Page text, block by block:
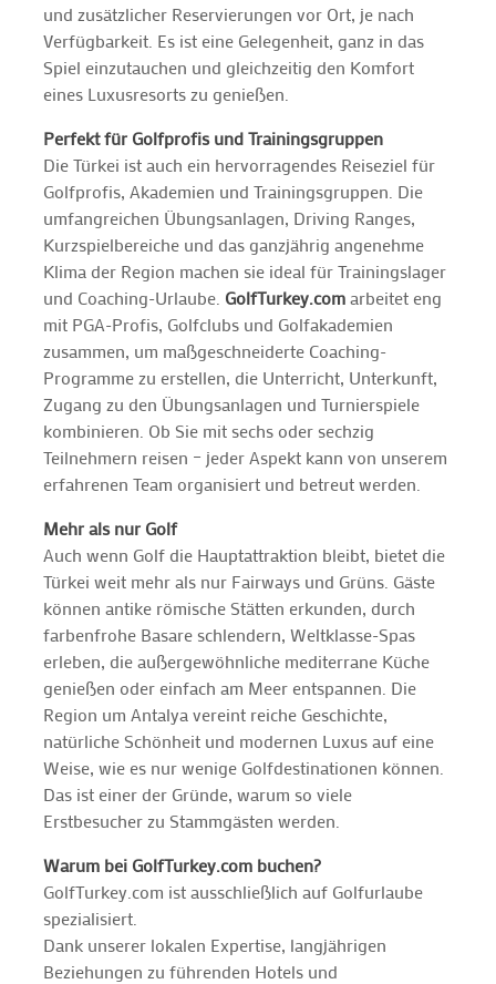
und zusätzlicher Reservierungen vor Ort, je nach
Verfügbarkeit. Es ist eine Gelegenheit, ganz in das
Spiel einzutauchen und gleichzeitig den Komfort
eines Luxusresorts zu genießen.
Perfekt für Golfprofis und Trainingsgruppen
Die Türkei ist auch ein hervorragendes Reiseziel für
Golfprofis, Akademien und Trainingsgruppen. Die
umfangreichen Übungsanlagen, Driving Ranges,
Kurzspielbereiche und das ganzjährig angenehme
Klima der Region machen sie ideal für Trainingslager
und Coaching-Urlaube. GolfTurkey.comarbeitet eng
mit PGA-Profis, Golfclubs und Golfakademien
zusammen, um maßgeschneiderte Coaching-
Programme zu erstellen, die Unterricht, Unterkunft,
Zugang zu den Übungsanlagen und Turnierspiele
kombinieren. Ob Sie mit sechs oder sechzig
Teilnehmern reisen – jeder Aspekt kann von unserem
erfahrenen Team organisiert und betreut werden.
Mehr als nur Golf
Auch wenn Golf die Hauptattraktion bleibt, bietet die
Türkei weit mehr als nur Fairways und Grüns. Gäste
können antike römische Stätten erkunden, durch
farbenfrohe Basare schlendern, Weltklasse-Spas
erleben, die außergewöhnliche mediterrane Küche
genießen oder einfach am Meer entspannen. Die
Region um Antalya vereint reiche Geschichte,
natürliche Schönheit und modernen Luxus auf eine
Weise, wie es nur wenige Golfdestinationen können.
Das ist einer der Gründe, warum so viele
Erstbesucher zu Stammgästen werden.
Warum bei GolfTurkey.com buchen?
GolfTurkey.com ist ausschließlich auf Golfurlaube
spezialisiert.
Dank unserer lokalen Expertise, langjährigen
Beziehungen zu führenden Hotels und